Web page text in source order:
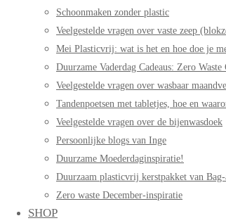
Schoonmaken zonder plastic
Veelgestelde vragen over vaste zeep
Mei Plasticvrij: wat is het en hoe doe je
Duurzame Vaderdag Cadeaus: Zero
Veelgestelde vragen over wasbaar
Tandenpoetsen met tabletjes, hoe en
Veelgestelde vragen over de bijenwasdoek
Persoonlijke blogs van Inge
Duurzame Moederdaginspiratie!
Duurzaam plasticvrij kerstpakket van
Zero waste December-inspiratie
SHOP